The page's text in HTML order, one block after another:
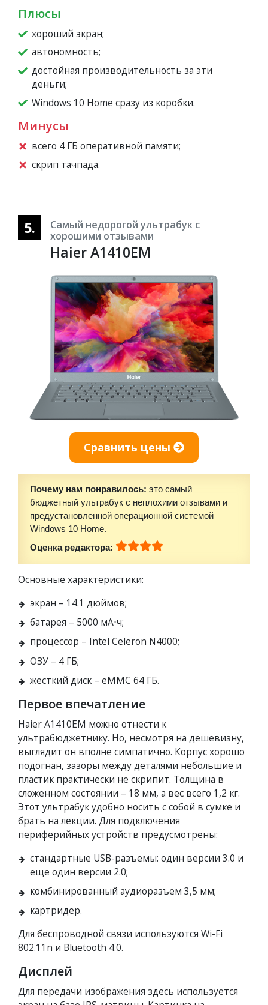
Плюсы
хороший экран;
автономность;
достойная производительность за эти
деньги;
Windows 10 Home сразу из коробки.
Минусы
всего 4 ГБ оперативной памяти;
скрип тачпада.
5.
Самый недорогой ультрабук с
хорошими отзывами
Haier A1410EM
Сравнить цены
Почему нам понравилось: это самый
бюджетный ультрабук с неплохими отзывами и
предустановленной операционной системой
Windows 10 Home.
Оценка редактора:
Основные характеристики:
экран – 14.1 дюймов;
батарея – 5000 мА⋅ч;
процессор – Intel Celeron N4000;
ОЗУ – 4 ГБ;
жесткий диск – eMMC 64 ГБ.
Первое впечатление
Haier A1410EM можно отнести к
ультрабюджетнику. Но, несмотря на дешевизну,
выглядит он вполне симпатично. Корпус хорошо
подогнан, зазоры между деталями небольшие и
пластик практически не скрипит. Толщина в
сложенном состоянии – 18 мм, а вес всего 1,2 кг.
Этот ультрабук удобно носить с собой в сумке и
брать на лекции. Для подключения
периферийных устройств предусмотрены:
стандартные USB-разъемы: один версии 3.0 и
еще один версии 2.0;
комбинированный аудиоразъем 3,5 мм;
картридер.
Для беспроводной связи используются Wi-Fi
802.11n и Bluetooth 4.0.
Дисплей
Для передачи изображения здесь используется